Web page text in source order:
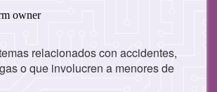
relacionados con accidentes,
o que involucren a menores de